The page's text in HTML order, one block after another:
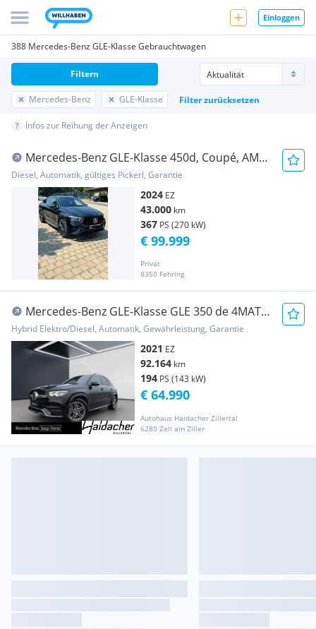
Einloggen
388 Mercedes-Benz GLE-Klasse Gebrauchtwagen
Mercedes-Benz GLE-Klasse Filter zurücksetzen
Filtern
Infos zur Reihung der Anzeigen
Mercedes-Benz GLE-Klasse 450d, Coupé, AMG
line
Diesel, Automatik, gültiges Pickerl, Garantie
2024 EZ
43.000 km
367 PS (270 kW)
Privat
8350 Fehring
€ 99.999
Mercedes-Benz GLE-Klasse GLE 350 de 4MATIC
Distr PTS Shz Ambi FAP Mbeam
Hybrid Elektro/Diesel, Automatik, Gewährleistung, Garantie
2021 EZ
92.164 km
194 PS (143 kW)
Autohaus Haidacher Zillertal
6280 Zell am Ziller
€ 64.990